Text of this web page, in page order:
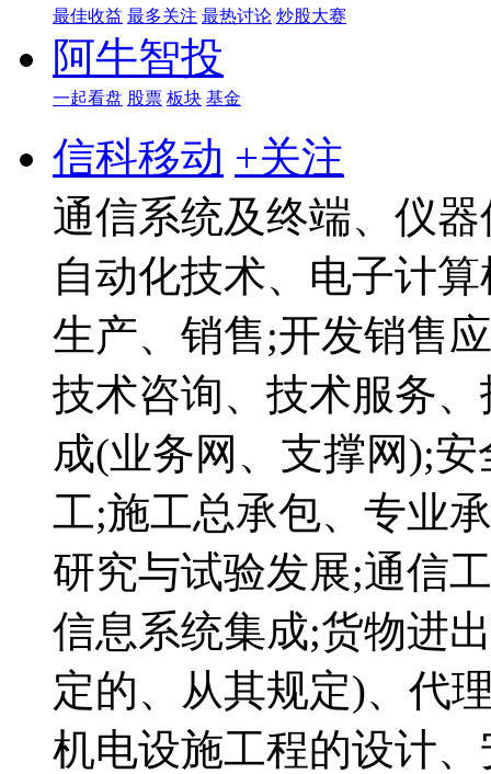
最佳收益 最多关注 最热讨论 炒股大赛
阿牛智投
一起看盘 股票 板块 基金
信科移动 +关注
通信系统及终端、仪
自动化技术、电子计
生产、销售;开发销售
技术咨询、技术服务
成(业务网、支撑网);
工;施工总承包、专业
研究与试验发展;通信
信息系统集成;货物进
定的、从其规定)、代
机电设施工程的设计